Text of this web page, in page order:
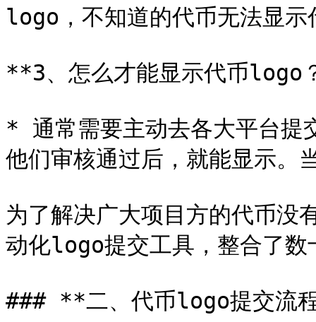
logo，不知道的代币无法显
**3、怎么才能显示代币logo
* 通常需要主动去各大平台提
他们审核通过后，就能显示。
为了解决广大项目方的代币
动化logo提交工具，整合了数
### **二、代币logo提交流